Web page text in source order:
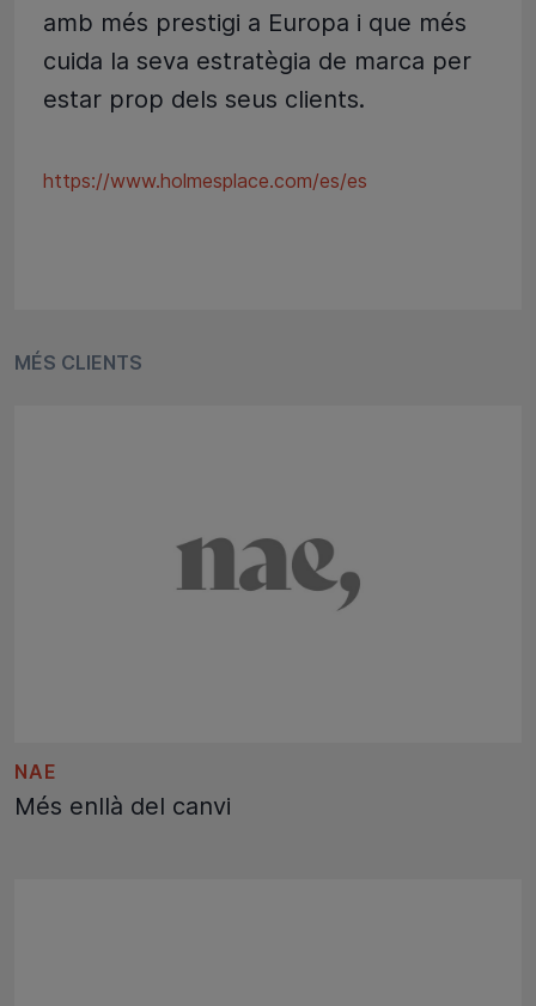
amb més prestigi a Europa i que més
cuida la seva estratègia de marca per
estar prop dels seus clients.
https://www.holmesplace.com/es/es
MÉS CLIENTS
NAE
Més enllà del canvi